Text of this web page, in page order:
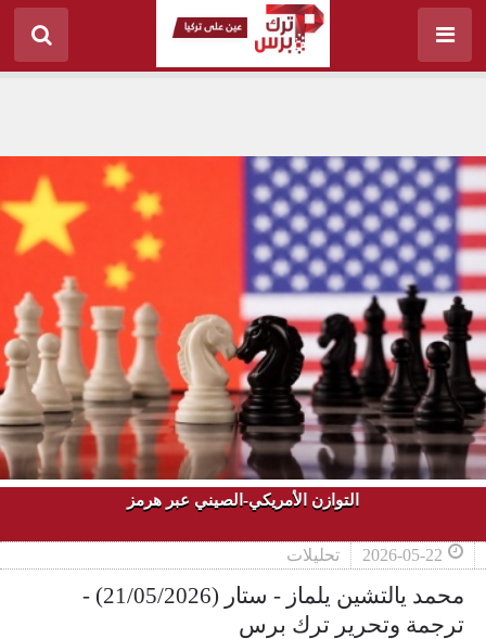
التوازن الأمريكي-الصيني عبر هرمز
2026-05-22 تحليلات
محمد يالتشين يلماز - ستار (21/05/2026) -
ترجمة وتحرير ترك برس